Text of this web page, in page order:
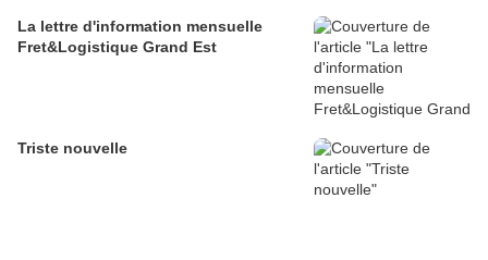
La lettre d'information mensuelle
Fret&Logistique Grand Est
Triste nouvelle